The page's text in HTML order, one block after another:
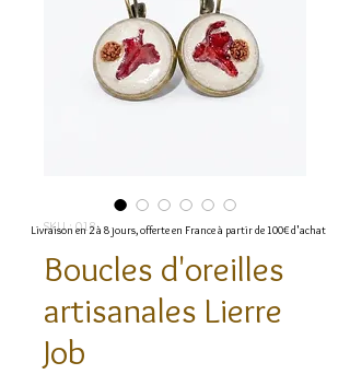
SKU : 018
Boucles d'oreilles
artisanales Lierre
Job
Livraison en 2 à 8 jours, offerte en France à partir de 100€ d'achat